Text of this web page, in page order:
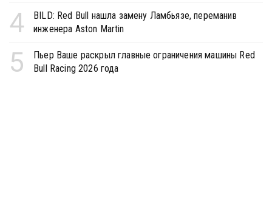
4
BILD: Red Bull нашла замену Ламбьязе, переманив
инженера Aston Martin
5
Пьер Ваше раскрыл главные ограничения машины Red
Bull Racing 2026 года